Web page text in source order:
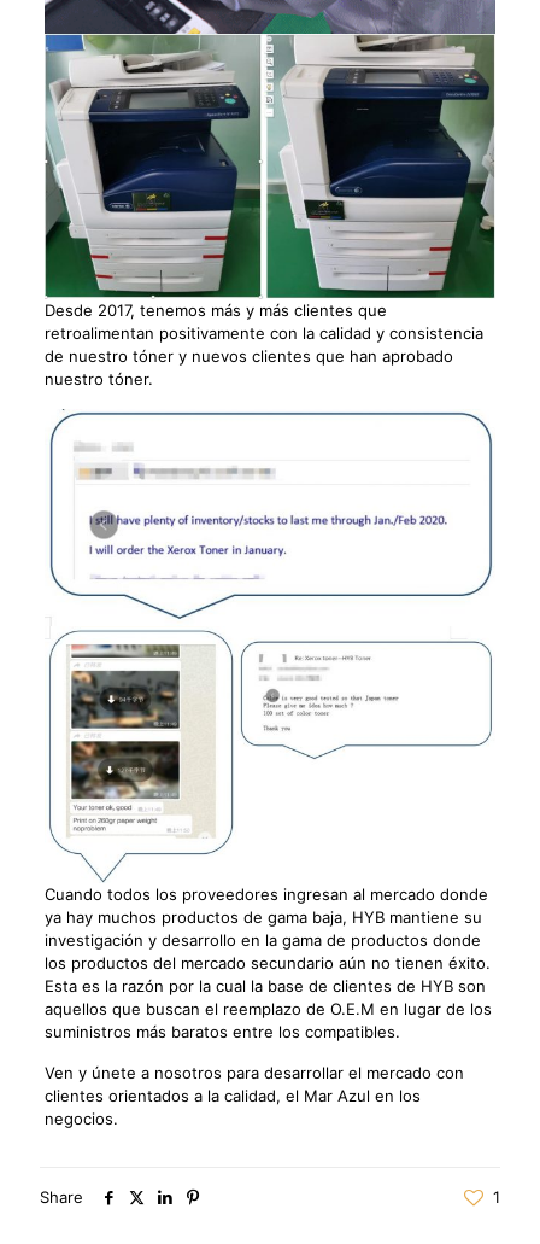
Desde 2017, tenemos más y más clientes que
retroalimentan positivamente con la calidad y consistencia
de nuestro tóner y nuevos clientes que han aprobado
nuestro tóner.
Cuando todos los proveedores ingresan al mercado donde
ya hay muchos productos de gama baja, HYB mantiene su
investigación y desarrollo en la gama de productos donde
los productos del mercado secundario aún no tienen éxito.
Esta es la razón por la cual la base de clientes de HYB son
aquellos que buscan el reemplazo de O.E.M en lugar de los
suministros más baratos entre los compatibles.
Ven y únete a nosotros para desarrollar el mercado con
clientes orientados a la calidad, el Mar Azul en los
negocios.
Share 1